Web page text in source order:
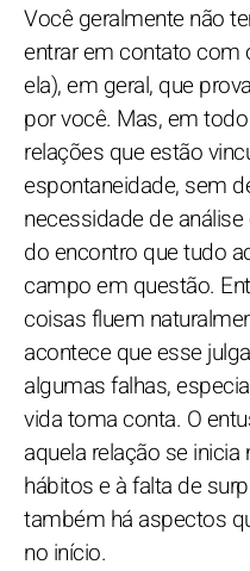
Você geralmente não
entrar em contato com
ela), em geral, que
por você. Mas, em
relações que estão
espontaneidade, sem
necessidade de
do encontro que tudo
campo em questão.
coisas fluem
acontece que esse
algumas falhas,
vida toma conta. O
aquela relação se
hábitos e à falta de
também há aspectos
no início.